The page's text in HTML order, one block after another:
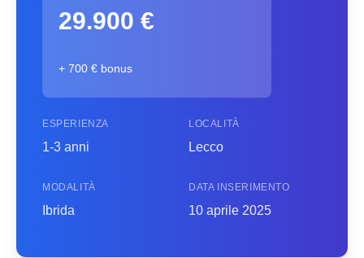
29.900 €
+ 700 € bonus
ESPERIENZA
1-3 anni
LOCALITÀ
Lecco
MODALITÀ
Ibrida
DATA INSERIMENTO
10 aprile 2025